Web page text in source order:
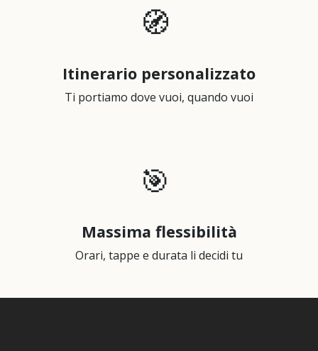
🧭
Itinerario personalizzato
Ti portiamo dove vuoi, quando vuoi
🎯
Massima flessibilità
Orari, tappe e durata li decidi tu